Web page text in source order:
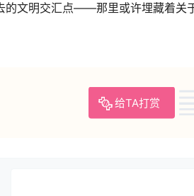
的文明交汇点——那里或许埋藏着关
给TA打赏